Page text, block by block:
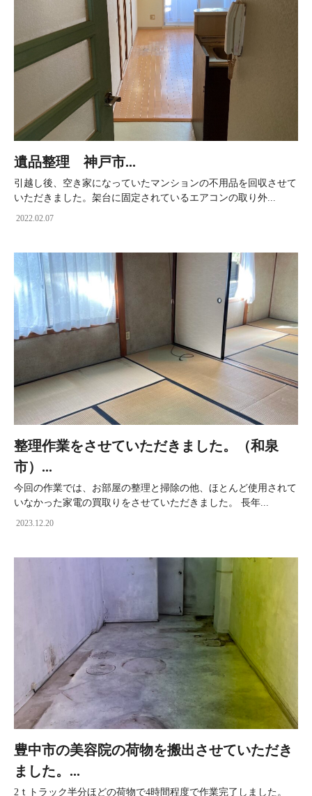
遺品整理 神戸市...
引越し後、空き家になっていたマンションの不用品を回収させて
いただきました。架台に固定されているエアコンの取り外...
2022.02.07
整理作業をさせていただきました。（和泉
市）...
今回の作業では、お部屋の整理と掃除の他、ほとんど使用されて
いなかった家電の買取りをさせていただきました。 長年...
2023.12.20
豊中市の美容院の荷物を搬出させていただき
ました。...
2ｔトラック半分ほどの荷物で4時間程度で作業完了しました。